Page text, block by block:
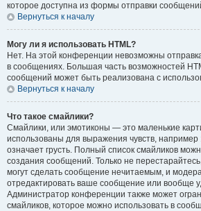
которое доступна из формы отправки
Вернуться к началу
Могу ли я использовать HTML?
Нет. На этой конференции невозможны
в сообщениях. Большая часть возможностей
сообщений может быть реализована с
Вернуться к началу
Что такое смайлики?
Смайлики, или эмотиконы — это маленькие
использованы для выражения чувств, например
означает грусть. Полный список смайликов
создания сообщений. Только не
могут сделать сообщение нечитаемым, и
отредактировать ваше сообщение или вообще
Администратор конференции также может
смайликов, которое можно использовать в